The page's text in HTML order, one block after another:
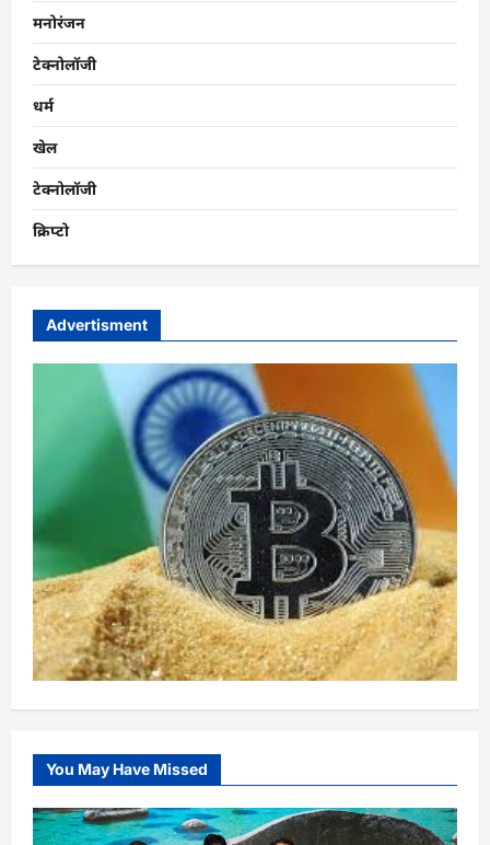
मनोरंजन
टेक्नोलॉजी
धर्म
खेल
टेक्नोलॉजी
क्रिप्टो
Advertisment
You May Have Missed